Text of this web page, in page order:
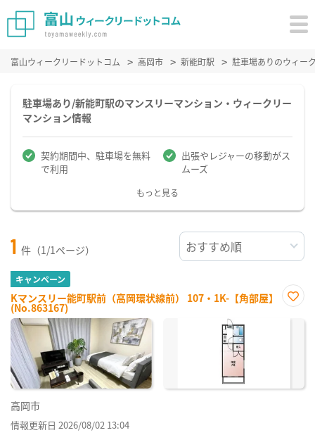
富山ウィークリードットコム 高岡市 新能町駅 駐車場ありのウィー
駐車場あり/新能町駅のマンスリーマンション・ウィークリー
マンション情報
契約期間中、駐車場を無料
で利用
出張やレジャーの移動がス
ムーズ
もっと見る
1 件（1/1ページ）
キャンペーン
Kマンスリー能町駅前（高岡環状線前） 107・1K-【角部屋】
(No.863167)
に入
高岡市
情報更新日 2026/08/02 13:04